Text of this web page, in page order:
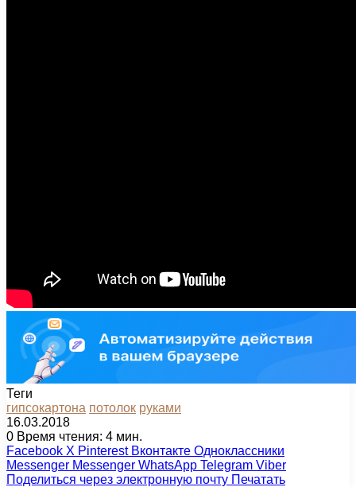
Теги
гипсокартона потолок руками
16.03.2018
0 Время чтения: 4 мин.
Facebook X Pinterest Вконтакте Одноклассники
Messenger Messenger WhatsApp Telegram Viber
Поделиться через электронную почту Печатать